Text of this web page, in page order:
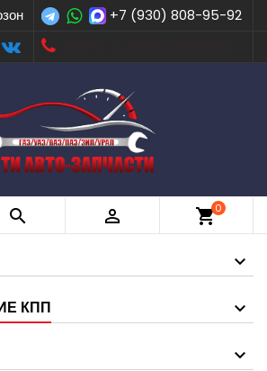
+7 (930) 808-95-92
  shopping_cart0
КПП